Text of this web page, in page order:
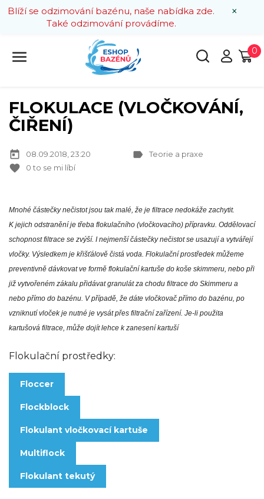
×
Blíží se odzimování bazénu, naše nabídka zde.
Také odzimování provádíme.
0
FLOKULACE (VLOČKOVÁNÍ,
ČIŘENÍ)
today 08.09.2018, 23:20 label Teorie a praxe
favorite 0 to se mi líbí
Mnohé částečky nečistot jsou tak malé, že je filtrace nedokáže zachytit.
K jejich odstranění je třeba flokulačního (vločkovacího) přípravku. Oddělovací
schopnost filtrace se zvýší. I nejmenší částečky nečistot se usazují a vytvářejí
vločky. Výsledkem je křišťálově čistá voda. Flokulační prostředek můžeme
preventivně dávkovat ve formě flokulační kartuše do koše skimmeru, nebo při
již vytvořeném zákalu přidávat granulát za chodu filtrace do Skimmeru a
nebo přímo do bazénu. V případě, že dáte vločkovač přímo do bazénu, po
vzniknutí vloček je nutné je vysát přes filtrační zařízení. Je-li použita
kartušová filtrace, může dojít lehce k zanesení kartuší
Flokulační prostředky:
Floccer
Flockblock
Flokulant vločkovací kartuše
Multiflock
Flokulant tekutý